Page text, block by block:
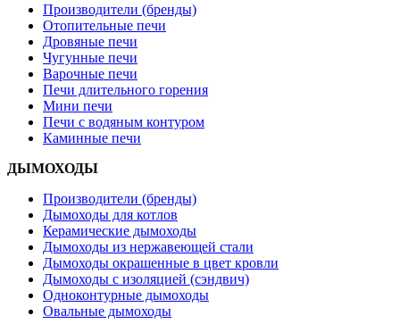
Производители (бренды)
Отопительные печи
Дровяные печи
Чугунные печи
Варочные печи
Печи длительного горения
Мини печи
Печи с водяным контуром
Каминные печи
ДЫМОХОДЫ
Производители (бренды)
Дымоходы для котлов
Керамические дымоходы
Дымоходы из нержавеющей стали
Дымоходы окрашенные в цвет кровли
Дымоходы с изоляцией (сэндвич)
Одноконтурные дымоходы
Овальные дымоходы